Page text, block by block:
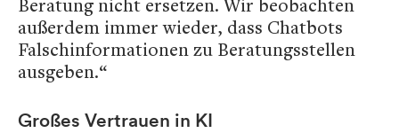
Beratung nicht ersetzen. Wir beobachten
außerdem immer wieder, dass Chatbots
Falschinformationen zu Beratungsstellen
ausgeben.“
Großes Vertrauen in KI